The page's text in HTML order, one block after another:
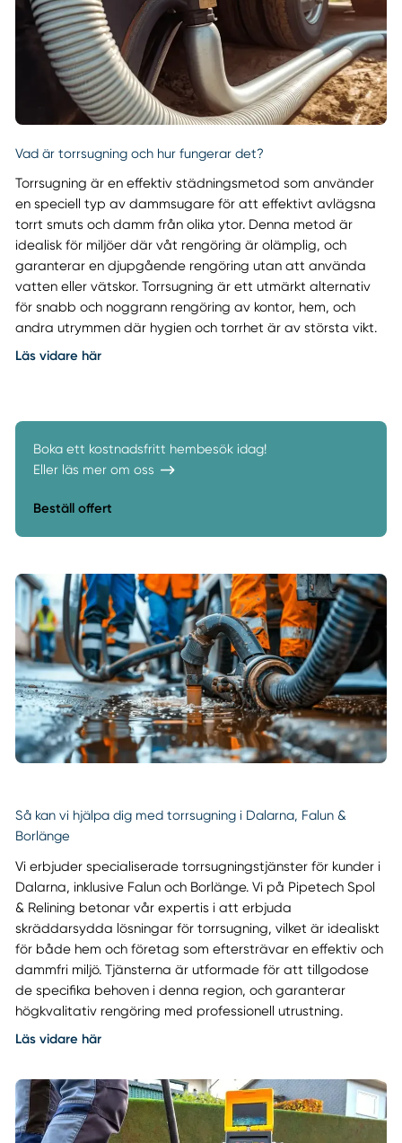
Vad är torrsugning och hur fungerar det?
Torrsugning är en effektiv städningsmetod som använder
en speciell typ av dammsugare för att effektivt avlägsna
torrt smuts och damm från olika ytor. Denna metod är
idealisk för miljöer där våt rengöring är olämplig, och
garanterar en djupgående rengöring utan att använda
vatten eller vätskor. Torrsugning är ett utmärkt alternativ
för snabb och noggrann rengöring av kontor, hem, och
andra utrymmen där hygien och torrhet är av största vikt.
Läs vidare här
Boka ett kostnadsfritt hembesök idag!
Eller läs mer om oss
Beställ offert
Så kan vi hjälpa dig med torrsugning i Dalarna, Falun &
Borlänge
Vi erbjuder specialiserade torrsugningstjänster för kunder i
Dalarna, inklusive Falun och Borlänge. Vi på Pipetech Spol
& Relining betonar vår expertis i att erbjuda
skräddarsydda lösningar för torrsugning, vilket är idealiskt
för både hem och företag som eftersträvar en effektiv och
dammfri miljö. Tjänsterna är utformade för att tillgodose
de specifika behoven i denna region, och garanterar
högkvalitativ rengöring med professionell utrustning.
Läs vidare här